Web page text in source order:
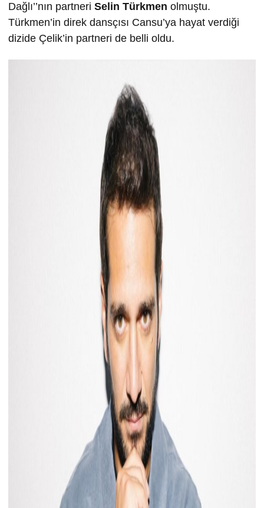
Dağlı’’nın partneri Selin Türkmen olmuştu.
Türkmen’in direk dansçısı Cansu’ya hayat verdiği
dizide Çelik’in partneri de belli oldu.